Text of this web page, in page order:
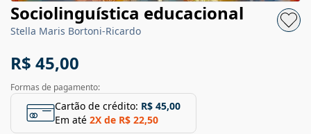
Sociolinguística educacional
Stella Maris Bortoni-Ricardo
R$ 45,00
Formas de pagamento:
Cartão de crédito: R$ 45,00
Em até 2X de R$ 22,50